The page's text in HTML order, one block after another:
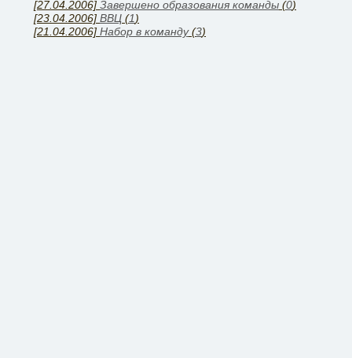
[27.04.2006] Завершено образования команды (0)
[23.04.2006] ВВЦ (1)
[21.04.2006] Набор в команду(3)